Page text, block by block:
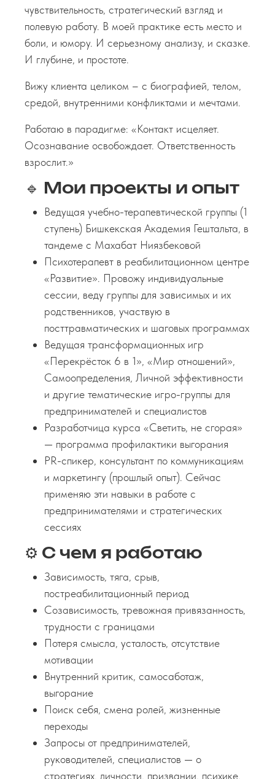
чувствительность, стратегический взгляд и
полевую работу. В моей практике есть место и
боли, и юмору. И серьезному анализу, и сказке.
И глубине, и простоте.
Вижу клиента целиком – с биографией, телом,
средой, внутренними конфликтами и мечтами.
Работаю в парадигме: «Контакт исцеляет.
Осознавание освобождает. Ответственность
взрослит.»
🔹 Мои проекты и опыт
Ведущая учебно-терапевтической группы (1
ступень) Бишкекская Академия Гештальта, в
тандеме с Махабат Ниязбековой
Психотерапевт в реабилитационном центре
«Развитие». Провожу индивидуальные
сессии, веду группы для зависимых и их
родственников, участвую в
посттравматических и шаговых программах
Ведущая трансформационных игр
«Перекрёсток 6 в 1», «Мир отношений»,
Самоопределения, Личной эффективности
и другие тематические игро-группы для
предпринимателей и специалистов
Разработчица курса «Светить, не сгорая»
— программа профилактики выгорания
PR-спикер, консультант по коммуникациям
и маркетингу (прошлый опыт). Сейчас
применяю эти навыки в работе с
предпринимателями и стратегических
сессиях
⚙️ С чем я работаю
Зависимость, тяга, срыв,
постреабилитационный период
Созависимость, тревожная привязанность,
трудности с границами
Потеря смысла, усталость, отсутствие
мотивации
Внутренний критик, самосаботаж,
выгорание
Поиск себя, смена ролей, жизненные
переходы
Запросы от предпринимателей,
руководителей, специалистов — о
стратегиях, личности, призвании, психике,